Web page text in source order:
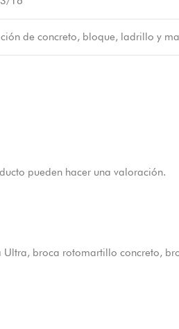
de concreto, bloque, ladrillo y
pueden hacer una valoración.
Ultra, broca rotomartillo concreto,